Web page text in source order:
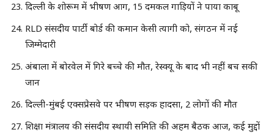
दिल्ली के शोरूम में भीषण आग, 15 दमकल गाड़ियों ने पाया काबू
RLD संसदीय पार्टी बोर्ड की कमान केसी त्यागी को, संगठन में नई
जिम्मेदारी
अंबाला में बोरवेल में गिरे बच्चे की मौत, रेस्क्यू के बाद भी नहीं बच सकी
जान
दिल्ली-मुंबई एक्सप्रेसवे पर भीषण सड़क हादसा, 2 लोगों की मौत
शिक्षा मंत्रालय की संसदीय स्थायी समिति की अहम बैठक आज, कई मुद्दों